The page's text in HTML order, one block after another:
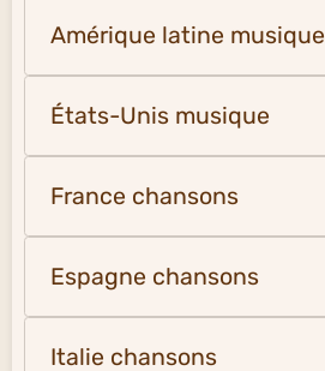
Amérique latine musique
États-Unis musique
France chansons
Espagne chansons
Italie chansons